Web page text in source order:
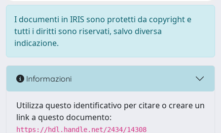
I documenti in IRIS sono protetti da copyright e
tutti i diritti sono riservati, salvo diversa
indicazione.
Informazioni
Utilizza questo identificativo per citare o creare un
link a questo documento:
https://hdl.handle.net/2434/14308